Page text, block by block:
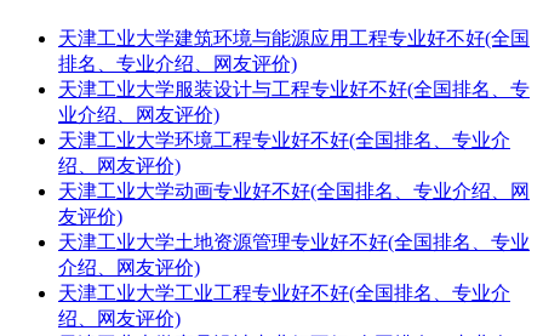
天津工业大学建筑环境与能源应用工程专业好不好(全国
排名、专业介绍、网友评价)
天津工业大学服装设计与工程专业好不好(全国排名、专
业介绍、网友评价)
天津工业大学环境工程专业好不好(全国排名、专业介
绍、网友评价)
天津工业大学动画专业好不好(全国排名、专业介绍、网
友评价)
天津工业大学土地资源管理专业好不好(全国排名、专业
介绍、网友评价)
天津工业大学工业工程专业好不好(全国排名、专业介
绍、网友评价)